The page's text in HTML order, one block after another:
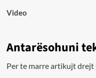
Video
Antarësohuni
Per te marre artikujt